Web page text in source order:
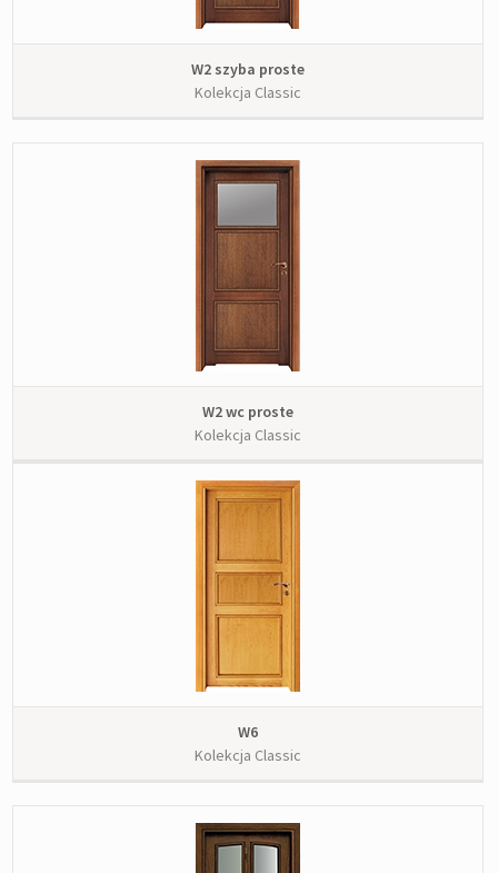
W2 szyba proste
Kolekcja Classic
W2 wc proste
Kolekcja Classic
W6
Kolekcja Classic